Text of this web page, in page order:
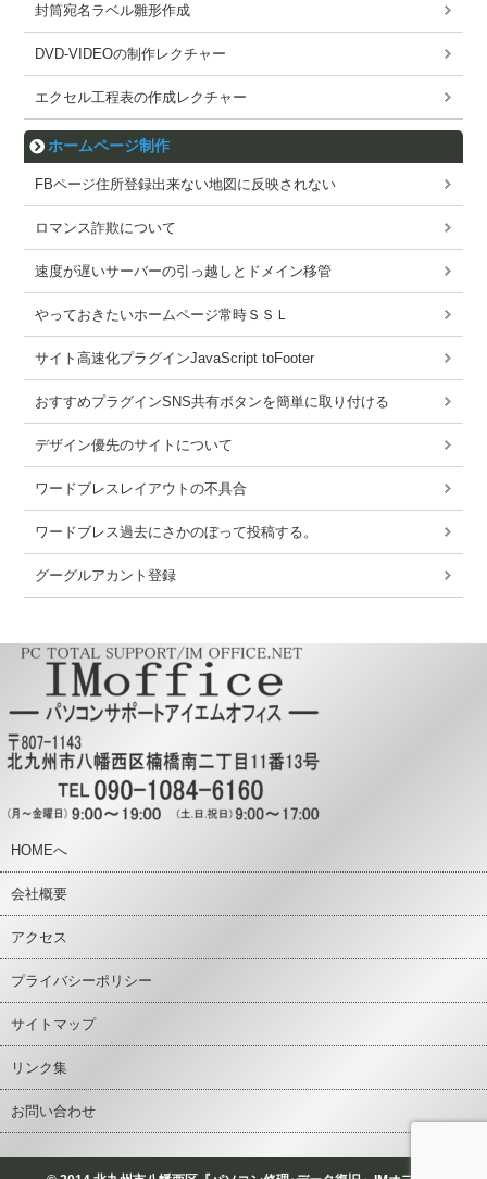
封筒宛名ラベル雛形作成
DVD-VIDEOの制作レクチャー
エクセル工程表の作成レクチャー
ホームページ制作
FBページ住所登録出来ない地図に反映されない
ロマンス詐欺について
速度が遅いサーバーの引っ越しとドメイン移管
やっておきたいホームページ常時ＳＳＬ
サイト高速化プラグインJavaScript toFooter
おすすめプラグインSNS共有ボタンを簡単に取り付ける
デザイン優先のサイトについて
ワードブレスレイアウトの不具合
ワードブレス過去にさかのぼって投稿する。
グーグルアカント登録
HOMEへ
会社概要
アクセス
プライバシーポリシー
サイトマップ
リンク集
お問い合わせ